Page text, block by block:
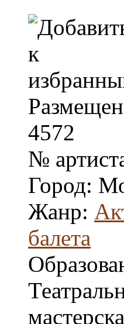
4572
№
Город:
Жанр:
балета